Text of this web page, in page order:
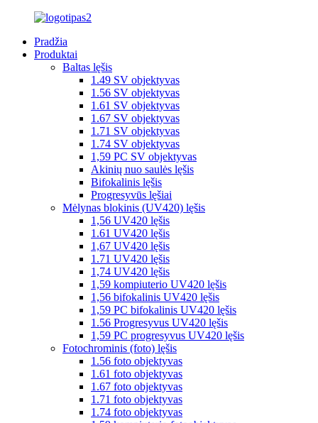
Pradžia
Produktai
Baltas lęšis
1.49 SV objektyvas
1.56 SV objektyvas
1.61 SV objektyvas
1.67 SV objektyvas
1.71 SV objektyvas
1.74 SV objektyvas
1,59 PC SV objektyvas
Akinių nuo saulės lęšis
Bifokalinis lęšis
Progresyvūs lęšiai
Mėlynas blokinis (UV420) lęšis
1,56 UV420 lęšis
1.61 UV420 lęšis
1,67 UV420 lęšis
1.71 UV420 lęšis
1,74 UV420 lęšis
1,59 kompiuterio UV420 lęšis
1,56 bifokalinis UV420 lęšis
1,59 PC bifokalinis UV420 lęšis
1.56 Progresyvus UV420 lęšis
1,59 PC progresyvus UV420 lęšis
Fotochrominis (foto) lęšis
1.56 foto objektyvas
1.61 foto objektyvas
1.67 foto objektyvas
1.71 foto objektyvas
1.74 foto objektyvas